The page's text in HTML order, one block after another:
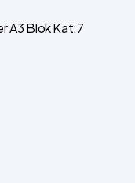
A3 Blok Kat:7